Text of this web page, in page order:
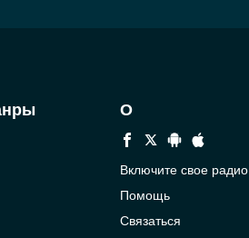
О
Включите свое радио
Помощь
Связаться